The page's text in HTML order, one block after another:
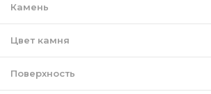
Камень
Цвет камня
Поверхность